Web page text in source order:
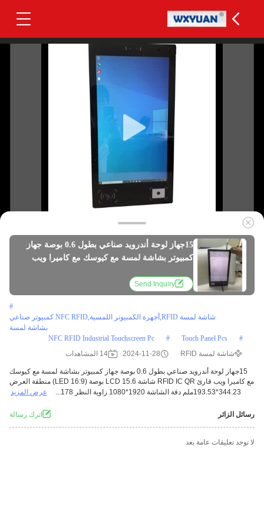
15جهاز لوحة أندرويد صناعي بطول 0.6 بوصة جهاز
كمبيوتر بشاشة لمسة مع كيوسك مع كاميرا ويب
Send Inquiry
#
شاشة لمسة RFID,أجهزة الكمبيوتر اللمسية,NFC RFID كمبيوتر صناعي
بشاشة لمسة
#
Touch Panel Pcs
#
NFC RFID Industrial Touchscreen Pc
شاشة لمسة RFID
2024-11-28 14 المشاهدات
15جهاز لوحة أندرويد صناعي بطول 0.6 بوصة جهاز كمبيوتر بشاشة لمسة مع كيوسك
مع كاميرا ويب قارئ RFID IC QR شاشة LCD 15.6 بوصة (16:9 LED) منطقة العرض
344.23*193.53ملم دقة الشاشة 1920*1080 زاوية النظر 178...
عرض المزيد
رسائل الزائر اترك رسالة
لا توجد تعليقات عامة بعد